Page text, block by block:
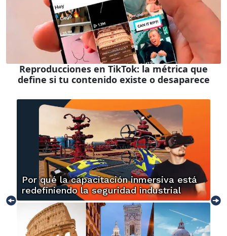
Reproducciones en TikTok: la métrica que
define si tu contenido existe o desaparece
Por qué la capacitación inmersiva está
redefiniendo la seguridad industrial